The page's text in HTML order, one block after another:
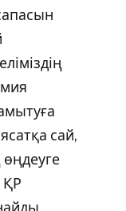
сай,
ҚР